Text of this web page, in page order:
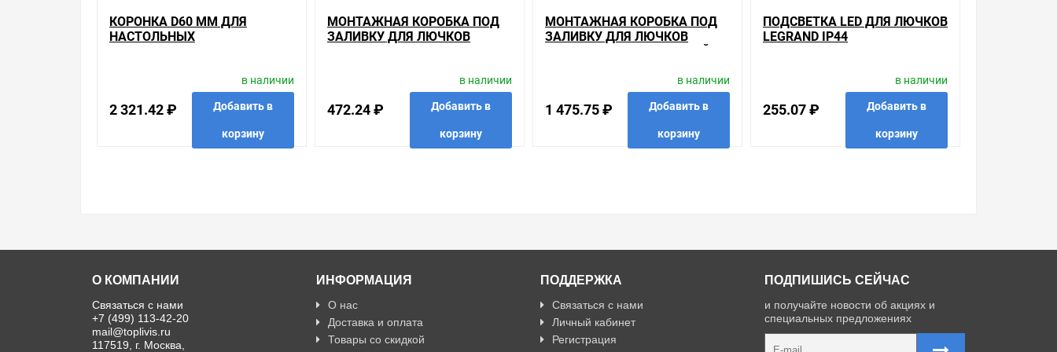
КОРОНКА D60 ММ ДЛЯ
НАСТОЛЬНЫХ
2 321.42 ₽
в наличии
Добавить в
корзину
МОНТАЖНАЯ КОРОБКА ПОД
ЗАЛИВКУ ДЛЯ ЛЮЧКОВ
472.24 ₽
в наличии
Добавить в
корзину
МОНТАЖНАЯ КОРОБКА ПОД
ЗАЛИВКУ ДЛЯ ЛЮЧКОВ
1 475.75 ₽
в наличии
Добавить в
корзину
ПОДСВЕТКА LED ДЛЯ ЛЮЧКОВ
LEGRAND IP44
255.07 ₽
в наличии
Добавить в
корзину
О КОМПАНИИ
Связаться с нами
+7 (499) 113-42-20
mail@toplivis.ru
117519, г. Москва,
ИНФОРМАЦИЯ
О нас
Доставка и оплата
Товары со скидкой
ПОДДЕРЖКА
Связаться с нами
Личный кабинет
Регистрация
ПОДПИШИСЬ СЕЙЧАС
и получайте новости об акциях и
специальных предложениях